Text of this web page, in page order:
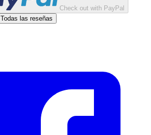
Check out with PayPal
Todas las reseñas